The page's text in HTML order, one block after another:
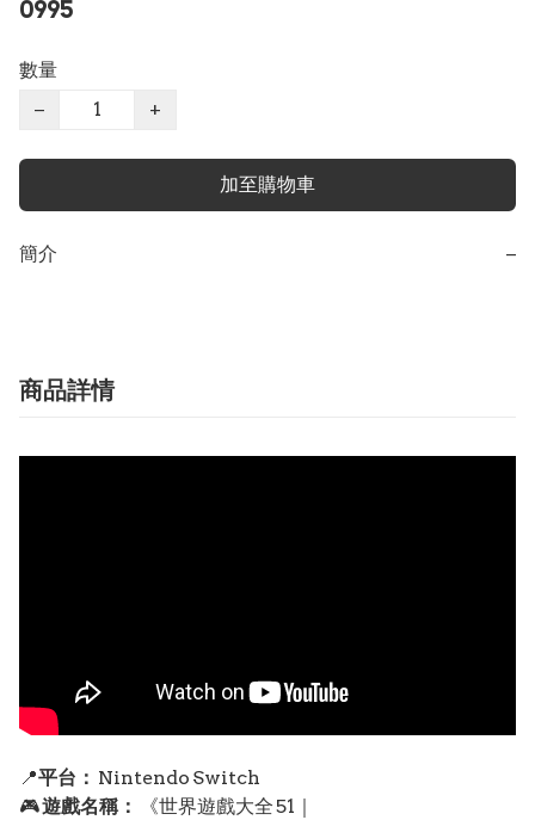
0995
數量
−
+
加至購物車
簡介 −
商品詳情
📍平台： Nintendo Switch
🎮遊戲名稱：
《世界遊戲大全 51｜